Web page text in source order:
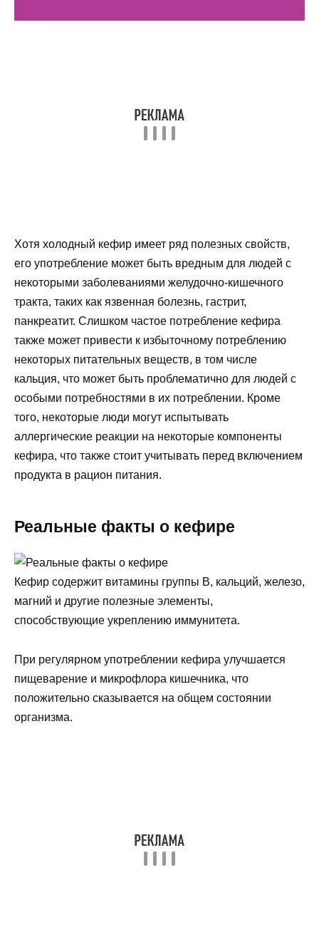
Хотя холодный кефир имеет ряд полезных свойств,
его употребление может быть вредным для людей с
некоторыми заболеваниями желудочно-кишечного
тракта, таких как язвенная болезнь, гастрит,
панкреатит. Слишком частое потребление кефира
также может привести к избыточному потреблению
некоторых питательных веществ, в том числе
кальция, что может быть проблематично для людей с
особыми потребностями в их потреблении. Кроме
того, некоторые люди могут испытывать
аллергические реакции на некоторые компоненты
кефира, что также стоит учитывать перед включением
продукта в рацион питания.
Реальные факты о кефире
Кефир содержит витамины группы В, кальций, железо,
магний и другие полезные элементы,
способствующие укреплению иммунитета.
При регулярном употреблении кефира улучшается
пищеварение и микрофлора кишечника, что
положительно сказывается на общем состоянии
организма.